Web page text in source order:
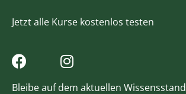
Jetzt alle Kurse kostenlos testen
Bleibe auf dem aktuellen Wissensstand